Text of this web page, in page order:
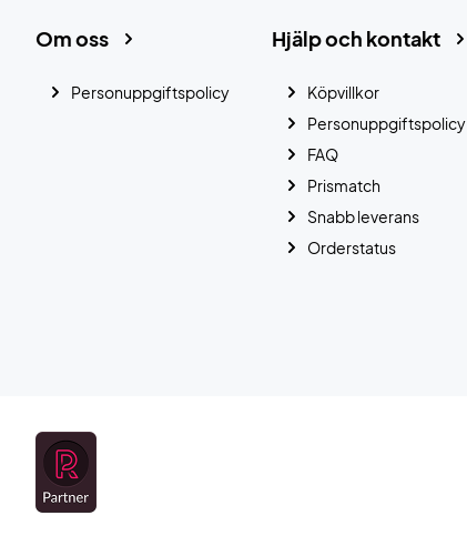
Hjälp och kontakt
Köpvillkor
Personuppgiftspolicy
FAQ
Prismatch
Snabb leverans
Orderstatus
Om oss
Personuppgiftspolicy